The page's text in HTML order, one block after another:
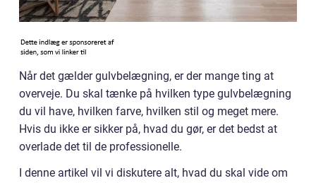
Når det gælder gulvbelægning, er der mange ting at
overveje. Du skal tænke på hvilken type gulvbelægning
du vil have, hvilken farve, hvilken stil og meget mere.
Hvis du ikke er sikker på, hvad du gør, er det bedst at
overlade det til de professionelle.
I denne artikel vil vi diskutere alt, hvad du skal vide om